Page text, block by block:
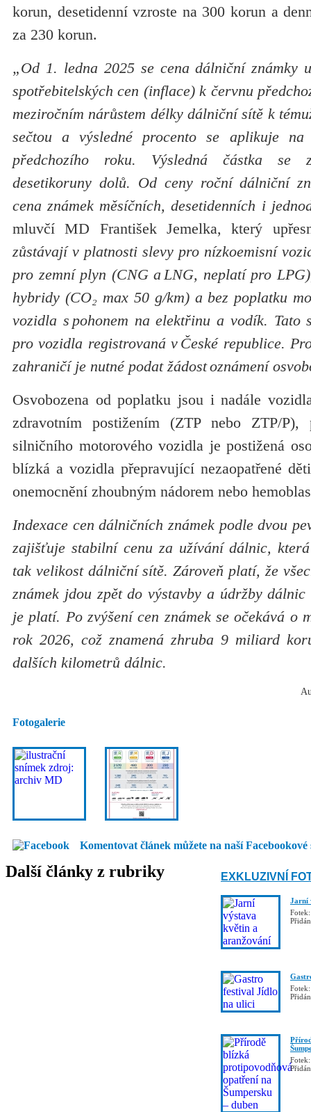
korun, desetidenní vzroste na 300 korun a
za 230 korun.
„Od 1. ledna 2025 se cena dálniční známky
spotřebitelských cen (inflace) k červnu
meziročním nárůstem délky dálniční sítě k
sečtou a výsledné procento se aplikuje
předchozího roku. Výsledná částka se
desetikoruny dolů. Od ceny roční dálniční
cena známek měsíčních, desetidenních i
mluvčí MD František Jemelka, který
zůstávají v platnosti slevy pro nízkoemisní
pro zemní plyn (CNG a LNG, neplatí pro
hybridy (CO₂ max 50 g/km) a bez poplatku
vozidla s pohonem na elektřinu a vodík. Tato
pro vozidla registrovaná v České republice.
zahraničí je nutné podat žádost oznámení
Osvobozena od poplatku jsou i nadále
zdravotním postižením (ZTP nebo ZTP/P),
silničního motorového vozidla je postižená
blízká a vozidla přepravující nezaopatřené
onemocnění zhoubným nádorem nebo
Indexace cen dálničních známek podle dvou
zajišťuje stabilní cenu za užívání dálnic,
tak velikost dálniční sítě. Zároveň platí, že
známek jdou zpět do výstavby a údržby
je platí. Po zvýšení cen známek se očekává o
rok 2026, což znamená zhruba 9 miliard
dalších kilometrů dálnic.
Fotogalerie
Komentovat článek můžete na naší Facebookové
Další články z rubriky EXKLUZIVNÍ
Jarní